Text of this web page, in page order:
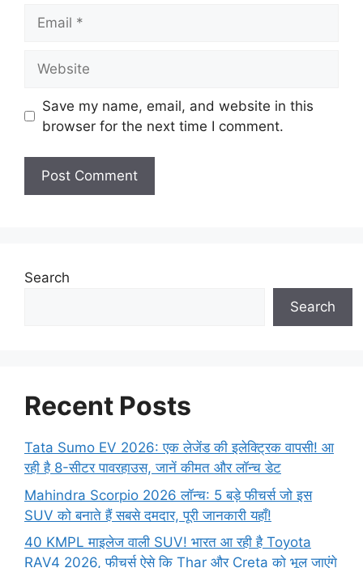
Save my name, email, and website in this
browser for the next time I comment.
Search
Search
Recent Posts
Tata Sumo EV 2026: एक लेजेंड की इलेक्ट्रिक वापसी! आ
रही है 8-सीटर पावरहाउस, जानें कीमत और लॉन्च डेट
Mahindra Scorpio 2026 लॉन्च: 5 बड़े फीचर्स जो इस
SUV को बनाते हैं सबसे दमदार, पूरी जानकारी यहाँ!
40 KMPL माइलेज वाली SUV! भारत आ रही है Toyota
RAV4 2026, फीचर्स ऐसे कि Thar और Creta को भूल जाएंगे